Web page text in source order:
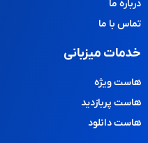
درباره ما
تماس با ما
خدمات میزبانی
هاست ویژه
هاست پربازدید
هاست دانلود